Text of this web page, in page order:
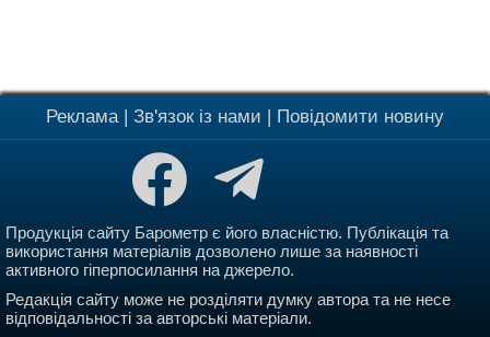
Реклама| Зв'язок із нами | Повідомити новину
Продукція сайту Барометр є його власністю. Публікація та
використання матеріалів дозволено лише за наявності
активного гіперпосилання на джерело.
Редакція сайту може не розділяти думку автора та не несе
відповідальності за авторські матеріали.